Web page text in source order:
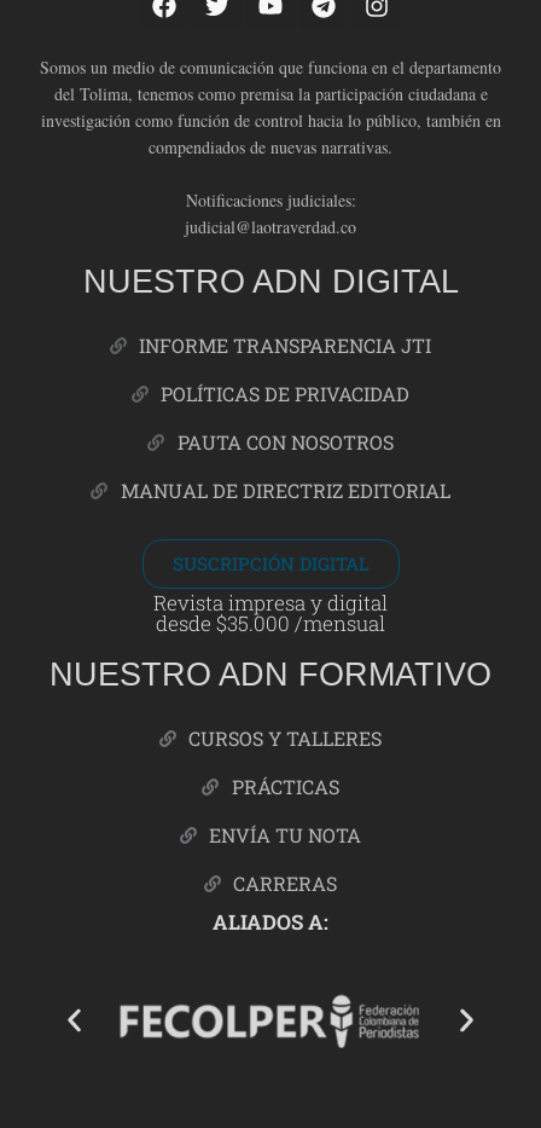
Somos un medio de comunicación que funciona en el departamento
del Tolima, tenemos como premisa la participación ciudadana e
investigación como función de control hacia lo público, también en
compendiados de nuevas narrativas.
Notificaciones judiciales:
judicial@laotraverdad.co
NUESTRO ADN DIGITAL
INFORME TRANSPARENCIA JTI
POLÍTICAS DE PRIVACIDAD
PAUTA CON NOSOTROS
MANUAL DE DIRECTRIZ EDITORIAL
SUSCRIPCIÓN DIGITAL
Revista impresa y digital
desde $35.000 /mensual
NUESTRO ADN FORMATIVO
CURSOS Y TALLERES
PRÁCTICAS
ENVÍA TU NOTA
CARRERAS
ALIADOS A: